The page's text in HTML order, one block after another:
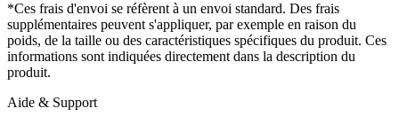
*Ces frais d'envoi se réfèrent à un envoi standard. Des frais
supplémentaires peuvent s'appliquer, par exemple en raison du
poids, de la taille ou des caractéristiques spécifiques du produit. Ces
informations sont indiquées directement dans la description du
produit.
Aide & Support